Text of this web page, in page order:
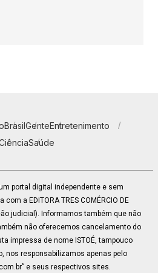
BrasilGenteEntretenimento
Saúde
um portal digital independente e sem
a EDITORA TRES COMÉRCIO DE
judicial). Informamos também que não
não oferecemos cancelamento do
impressa de nome ISTOÉ, tampouco
nos responsabilizamos apenas pelo
e seus respectivos sites.